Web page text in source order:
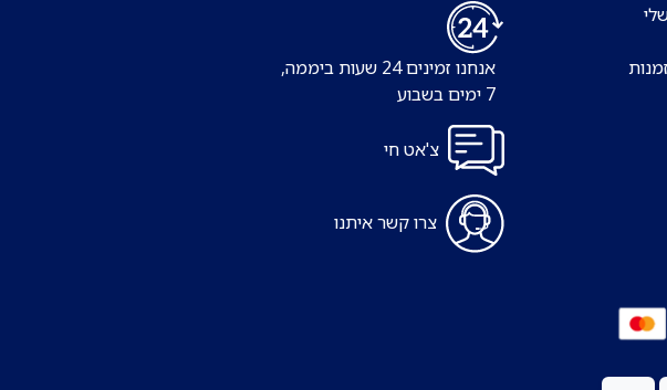
אנחנו זמינים 24 שעות ביממה,
7 ימים בשבוע
צ'אט חי
צרו קשר איתנו